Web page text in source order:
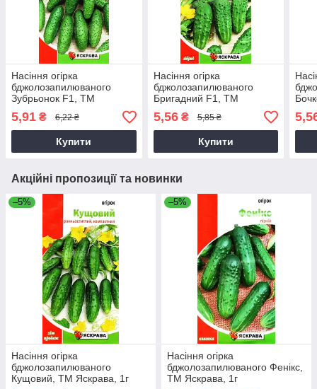
Насіння огірка
бджолозапилюваного
Зубрьонок F1, ТМ
Яскрава, 0,5г
5,91 ₴ 6,22 ₴
Купити
Насіння огірка
бджолозапилюваного
Бригадний F1, ТМ
Яскрава, 0,5г
5,56₴ 5,85 ₴
Купити
0,5г
Акційні пропозиції та новинки
–5%
Насіння огірка
бджолозапилюваного
Кущовий, ТМ Яскрава, 1г
–5%
Насіння огірка
бджолозапилюваного Фенікс,
ТМ Яскрава, 1г